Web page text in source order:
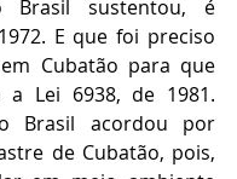
Brasil sustentou, é
E que foi preciso
Cubatão para que
a Lei 6938, de 1981.
Brasil acordou por
de Cubatão, pois,